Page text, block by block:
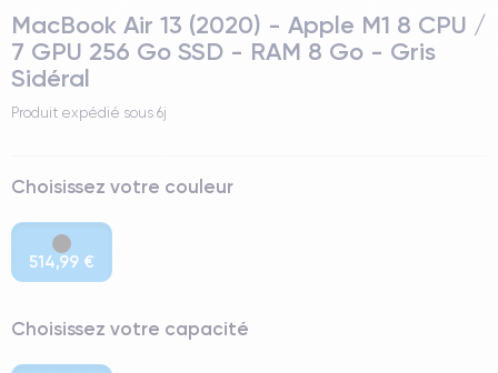
MacBook Air 13 (2020) - Apple M1 8 CPU /
7 GPU 256 Go SSD - RAM 8 Go - Gris
Sidéral
Produit expédié sous 6j
Choisissez votre couleur
514,99 €
Choisissez votre capacité